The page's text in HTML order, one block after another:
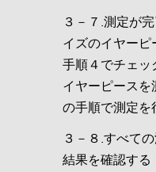
３－７.測定が
イズのイヤーピ
手順４でチェッ
イヤーピースを
の手順で測定を
３－８.すべて
結果を確認する